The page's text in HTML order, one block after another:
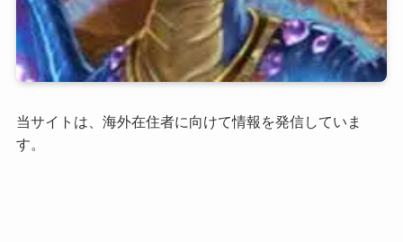
当サイトは、海外在住者に向けて情報を発信していま
す。